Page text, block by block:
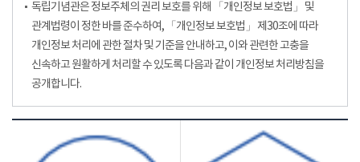
독립기념관은 정보주체의 권리 보호를 위해 「개인정보 보호법」 및
관계법령이 정한 바를 준수하여, 「개인정보 보호법」 제30조에 따라
개인정보 처리에 관한 절차 및 기준을 안내하고, 이와 관련한 고충을
신속하고 원활하게 처리할 수 있도록 다음과 같이 개인정보 처리방침을
공개합니다.